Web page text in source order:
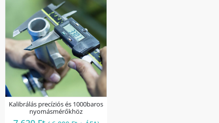
Kalibrálás precíziós és 1000baros
nyomásmérőkhöz